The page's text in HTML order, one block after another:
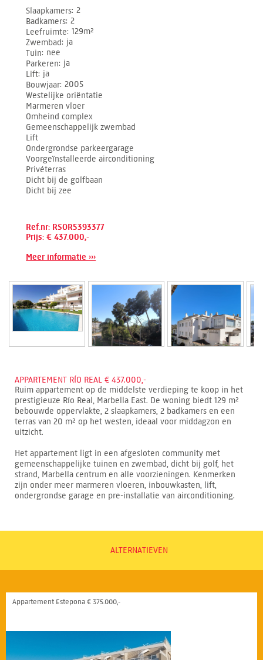
Slaapkamers 2
Badkamers 2
Leefruimte 129m²
Zwembad ja
Tuin nee
Parkeren ja
Lift ja
Bouwjaar 2005
Westelijke oriëntatie
Marmeren vloer
Omheind complex
Gemeenschappelijk zwembad
Lift
Ondergrondse parkeergarage
Voorgeïnstalleerde airconditioning
Privéterras
Dicht bij de golfbaan
Dicht bij zee
Ref.nr: RSOR5393377
Prijs: € 437.000,-
Meer informatie ›››
APPARTEMENT RÍO REAL € 437.000,-
Ruim appartement op de middelste verdieping te koop in het
prestigieuze Río Real, Marbella East. De woning biedt 129 m²
bebouwde oppervlakte, 2 slaapkamers, 2 badkamers en een
terras van 20 m² op het westen, ideaal voor middagzon en
uitzicht.
Het appartement ligt in een afgesloten community met
gemeenschappelijke tuinen en zwembad, dicht bij golf, het
strand, Marbella centrum en alle voorzieningen. Kenmerken
zijn onder meer marmeren vloeren, inbouwkasten, lift,
ondergrondse garage en pre-installatie van airconditioning.
ALTERNATIEVEN
Appartement Estepona € 375.000,-